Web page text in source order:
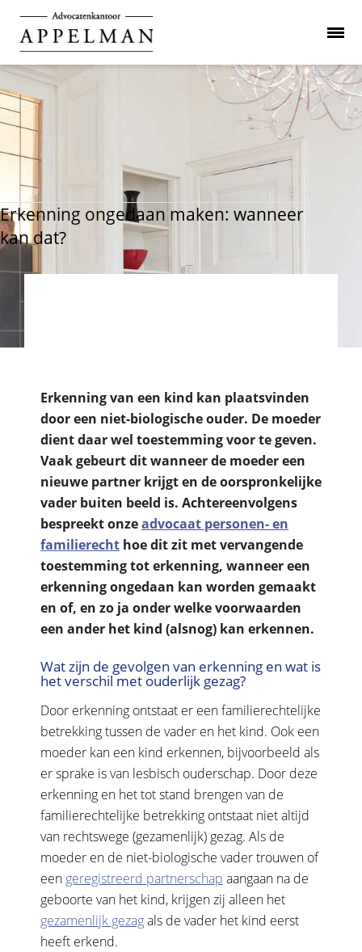
Erkenning ongedaan maken: wanneer
kan dat?
Erkenning van een kind kan plaatsvinden
door een niet-biologische ouder. De moeder
dient daar wel toestemming voor te geven.
Vaak gebeurt dit wanneer de moeder een
nieuwe partner krijgt en de oorspronkelijke
vader buiten beeld is. Achtereenvolgens
bespreekt onzeadvocaat personen- en
familierecht hoe dit zit met vervangende
toestemming tot erkenning, wanneer een
erkenning ongedaan kan worden gemaakt
en of, en zo ja onder welke voorwaarden
een ander het kind (alsnog) kan erkennen.
Wat zijn de gevolgen van erkenning en wat is
het verschil met ouderlijk gezag?
Door erkenning ontstaat er een familierechtelijke
betrekking tussen de vader en het kind. Ook een
moeder kan een kind erkennen, bijvoorbeeld als
er sprake is van lesbisch ouderschap. Door deze
erkenning en het tot stand brengen van de
familierechtelijke betrekking ontstaat niet altijd
van rechtswege (gezamenlijk) gezag. Als de
moeder en de niet-biologische vader trouwen of
een geregistreerd partnerschap aangaan na de
geboorte van het kind, krijgen zij alleen het
gezamenlijk gezagals de vader het kind eerst
heeft erkend.